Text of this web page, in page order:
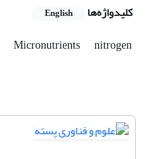
کلیدواژه‌ها English
Micronutrients nitrogen